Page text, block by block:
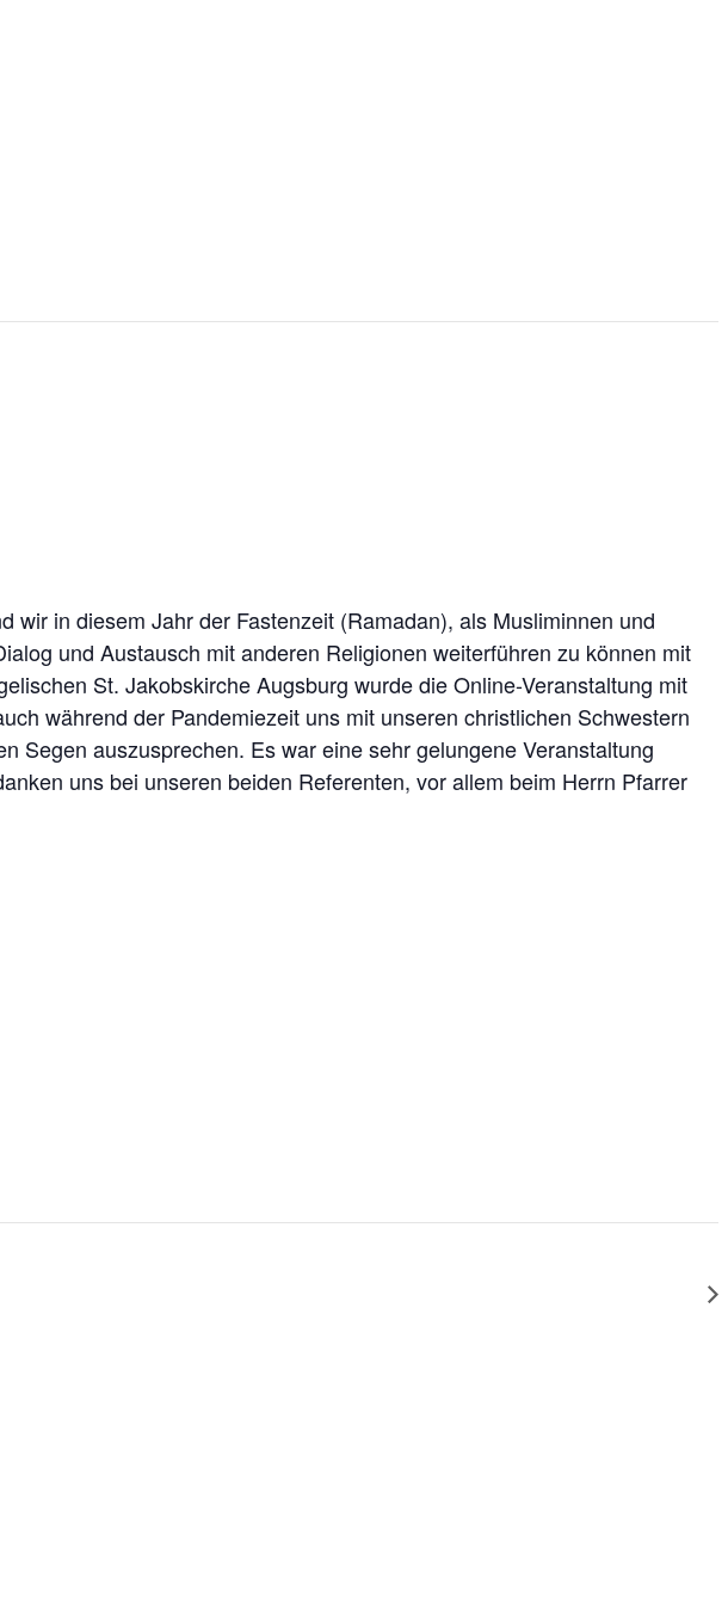
wir in diesem Jahr der Fastenzeit (Ramadan), als Musliminnen und
und Austausch mit anderen Religionen weiterführen zu können mit
St. Jakobskirche Augsburg wurde die Online-Veranstaltung mit
während der Pandemiezeit uns mit unseren christlichen Schwestern
Segen auszusprechen. Es war eine sehr gelungene Veranstaltung
uns bei unseren beiden Referenten, vor allem beim Herrn Pfarrer